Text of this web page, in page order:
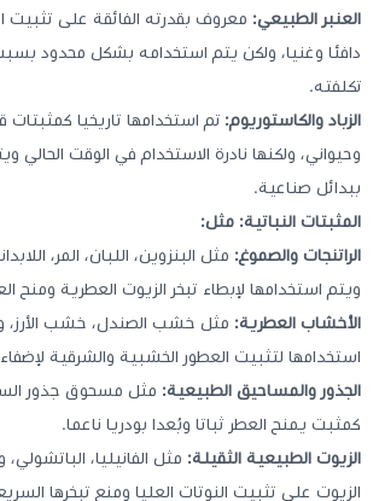
العنبر الطبيعي: معروف بقدرته الفائقة على تثبيت
دافئا وغنيا، ولكن يتم استخدامه بشكل محدود بسبب
تكلفته.
الزباد والكاستوريوم: تم استخدامها تاريخيا
وحيواني، ولكنها نادرة الاستخدام في الوقت الحالي
ببدائل صناعية.
المثبتات النباتية: مثل:
الراتنجات والصموغ: مثل البنزوين، اللبان، المر،
ويتم استخدامها لإبطاء تبخر الزيوت العطرية ومنح
الأخشاب العطرية: مثل خشب الصندل، خشب الأرز،
استخدامها لتثبيت العطور الخشبية والشرقية
الجذور والمساحيق الطبيعية: مثل مسحوق جذور
كمثبت يمنح العطر ثباتا وبُعدا بودريا ناعما.
الزيوت الطبيعية الثقيلة: مثل الفانيليا،
الزيوت على تثبيت النوتات العليا ومنع تبخرها